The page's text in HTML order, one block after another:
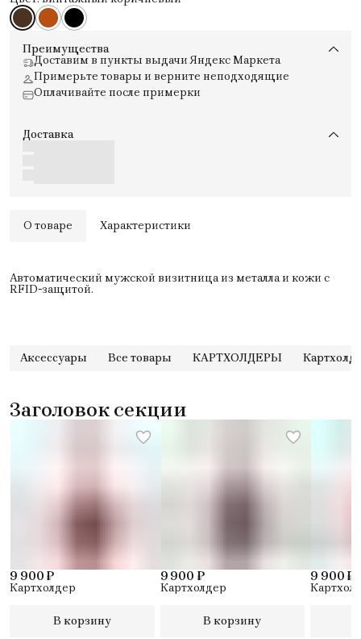
Преимущества
Доставим в пункты выдачи Яндекс Маркета
Примерьте товары и верните неподходящие
Оплачивайте после примерки
Доставка
О товаре Характеристики
Автоматический мужской визитница из металла и кожи с
RFID-защитой.
Аксессуары Все товары КАРТХОЛДЕРЫ
Заголовок секции
9 900 ₽
Картхолдер
В корзину
9 900 ₽
Картхолдер
В корзину
9 900 ₽